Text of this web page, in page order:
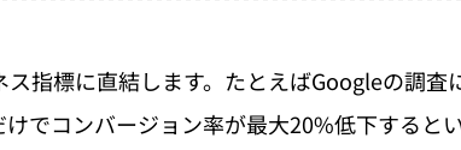
指標に直結します。たとえばGoogleの調査
でコンバージョン率が最大20%低下すると